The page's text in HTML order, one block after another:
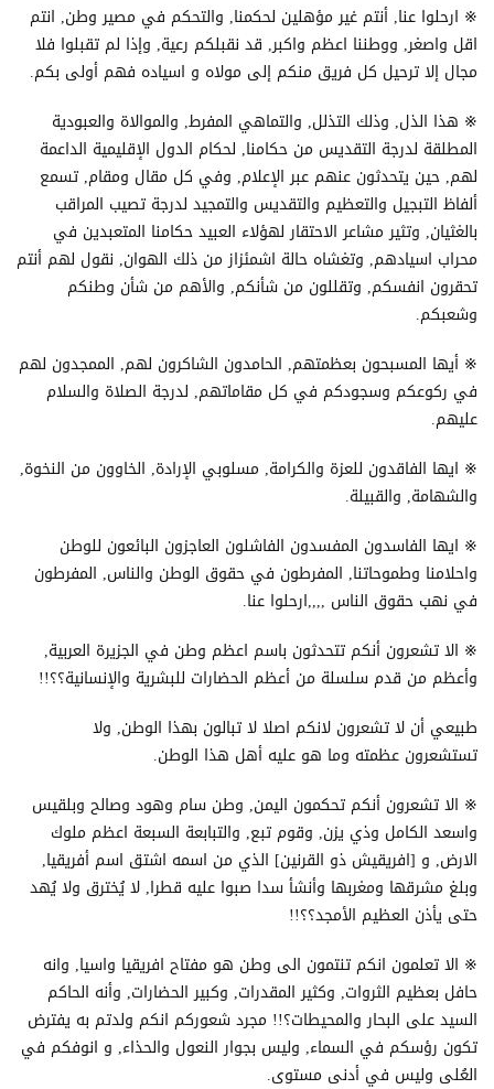
※ ارحلوا عنا, أنتم غير مؤهلين لحكمنا, والتحكم في مصير وطن, انتم
اقل واصغر, ووطننا اعظم واكبر, قد نقبلكم رعية, وإذا لم تقبلوا فلا
مجال إلا ترحيل كل فريق منكم إلى مولاه و اسياده فهم أولى بكم.
※ هذا الذل, وذلك التذلل, والتماهي المفرط, والموالاة والعبودية
المطلقة لدرجة التقديس من حكامنا, لحكام الدول الإقليمية الداعمة
لهم, حين يتحدثون عنهم عبر الإعلام, وفي كل مقال ومقام, تسمع
ألفاظ التبجيل والتعظيم والتقديس والتمجيد لدرجة تصيب المراقب
بالغثيان, وتثير مشاعر الاحتقار لهؤلاء العبيد حكامنا المتعبدين في
محراب اسيادهم, وتغشاه حالة اشمئزاز من ذلك الهوان, نقول لهم أنتم
تحقرون انفسكم, وتقللون من شأنكم, والأهم من شأن وطنكم
وشعبكم.
※ أيها المسبحون بعظمتهم, الحامدون الشاكرون لهم, الممجدون لهم
في ركوعكم وسجودكم في كل مقاماتهم, لدرجة الصلاة والسلام
عليهم.
※ ايها الفاقدون للعزة والكرامة, مسلوبي الإرادة, الخاوون من النخوة,
والشهامة, والقبيلة.
※ ايها الفاسدون المفسدون الفاشلون العاجزون البائعون للوطن
واحلامنا وطموحاتنا, المفرطون في حقوق الوطن والناس, المفرطون
في نهب حقوق الناس ,,,,ارحلوا عنا.
※ الا تشعرون أنكم تتحدثون باسم اعظم وطن في الجزيرة العربية,
وأعظم من قدم سلسلة من أعظم الحضارات للبشرية والإنسانية؟؟!!
طبيعي أن لا تشعرون لانكم اصلا لا تبالون بهذا الوطن, ولا
تستشعرون عظمته وما هو عليه أهل هذا الوطن.
※ الا تشعرون أنكم تحكمون اليمن, وطن سام وهود وصالح وبلقيس
واسعد الكامل وذي يزن, وقوم تبع, والتبابعة السبعة اعظم ملوك
الارض, و [افريقيش ذو القرنين] الذي من اسمه اشتق اسم أفريقيا,
وبلغ مشرقها ومغربها وأنشأ سدا صبوا عليه قطرا, لا يُخترق ولا يُهد
حتى يأذن العظيم الأمجد؟؟!!
※ الا تعلمون انكم تنتمون الى وطن هو مفتاح افريقيا واسيا, وانه
حافل بعظيم الثروات, وكثير المقدرات, وكبير الحضارات, وأنه الحاكم
السيد على البحار والمحيطات؟!! مجرد شعوركم انكم ولدتم به يفترض
تكون رؤسكم في السماء, وليس بجوار النعول والحذاء, و انوفكم في
العُلى وليس في أدنى مستوى.